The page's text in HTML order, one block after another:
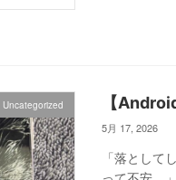
Uncategorized 【
5月 17, 2026
「落とし